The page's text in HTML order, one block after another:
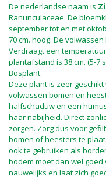
De nederlandse naam is
Ranunculaceae. De
september tot en met
70 cm. hoog. De
Verdraagt een
plantafstand is 38 cm. (5-7
Bosplant.
Deze plant is zeer
volwassen bomen en
halfschaduw en een
haar nabijheid. Direct
zorgen. Zorg dus voor
bomen of heesters te
ook te gebruiken als
bodem moet dan wel
nauwelijks en laat zich